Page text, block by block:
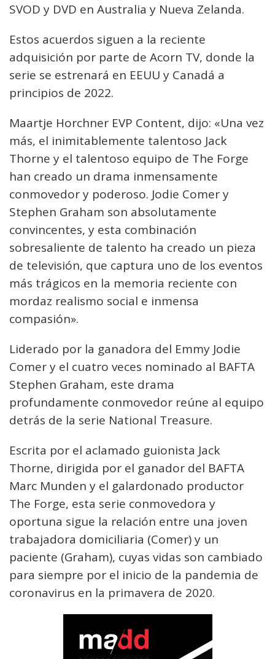
SVOD y DVD en Australia y Nueva Zelanda.
Estos acuerdos siguen a la reciente
adquisición por parte de Acorn TV, donde la
serie se estrenará en EEUU y Canadá a
principios de 2022.
Maartje Horchner EVP Content, dijo: «Una vez
más, el inimitablemente talentoso Jack
Thorne y el talentoso equipo de The Forge
han creado un drama inmensamente
conmovedor y poderoso. Jodie Comer y
Stephen Graham son absolutamente
convincentes, y esta combinación
sobresaliente de talento ha creado un pieza
de televisión, que captura uno de los eventos
más trágicos en la memoria reciente con
mordaz realismo social e inmensa
compasión».
Liderado por la ganadora del Emmy Jodie
Comer y el cuatro veces nominado al BAFTA
Stephen Graham, este drama
profundamente conmovedor reúne al equipo
detrás de la serie National Treasure.
Escrita por el aclamado guionista Jack
Thorne, dirigida por el ganador del BAFTA
Marc Munden y el galardonado productor
The Forge, esta serie conmovedora y
oportuna sigue la relación entre una joven
trabajadora domiciliaria (Comer) y un
paciente (Graham), cuyas vidas son cambiado
para siempre por el inicio de la pandemia de
coronavirus en la primavera de 2020.